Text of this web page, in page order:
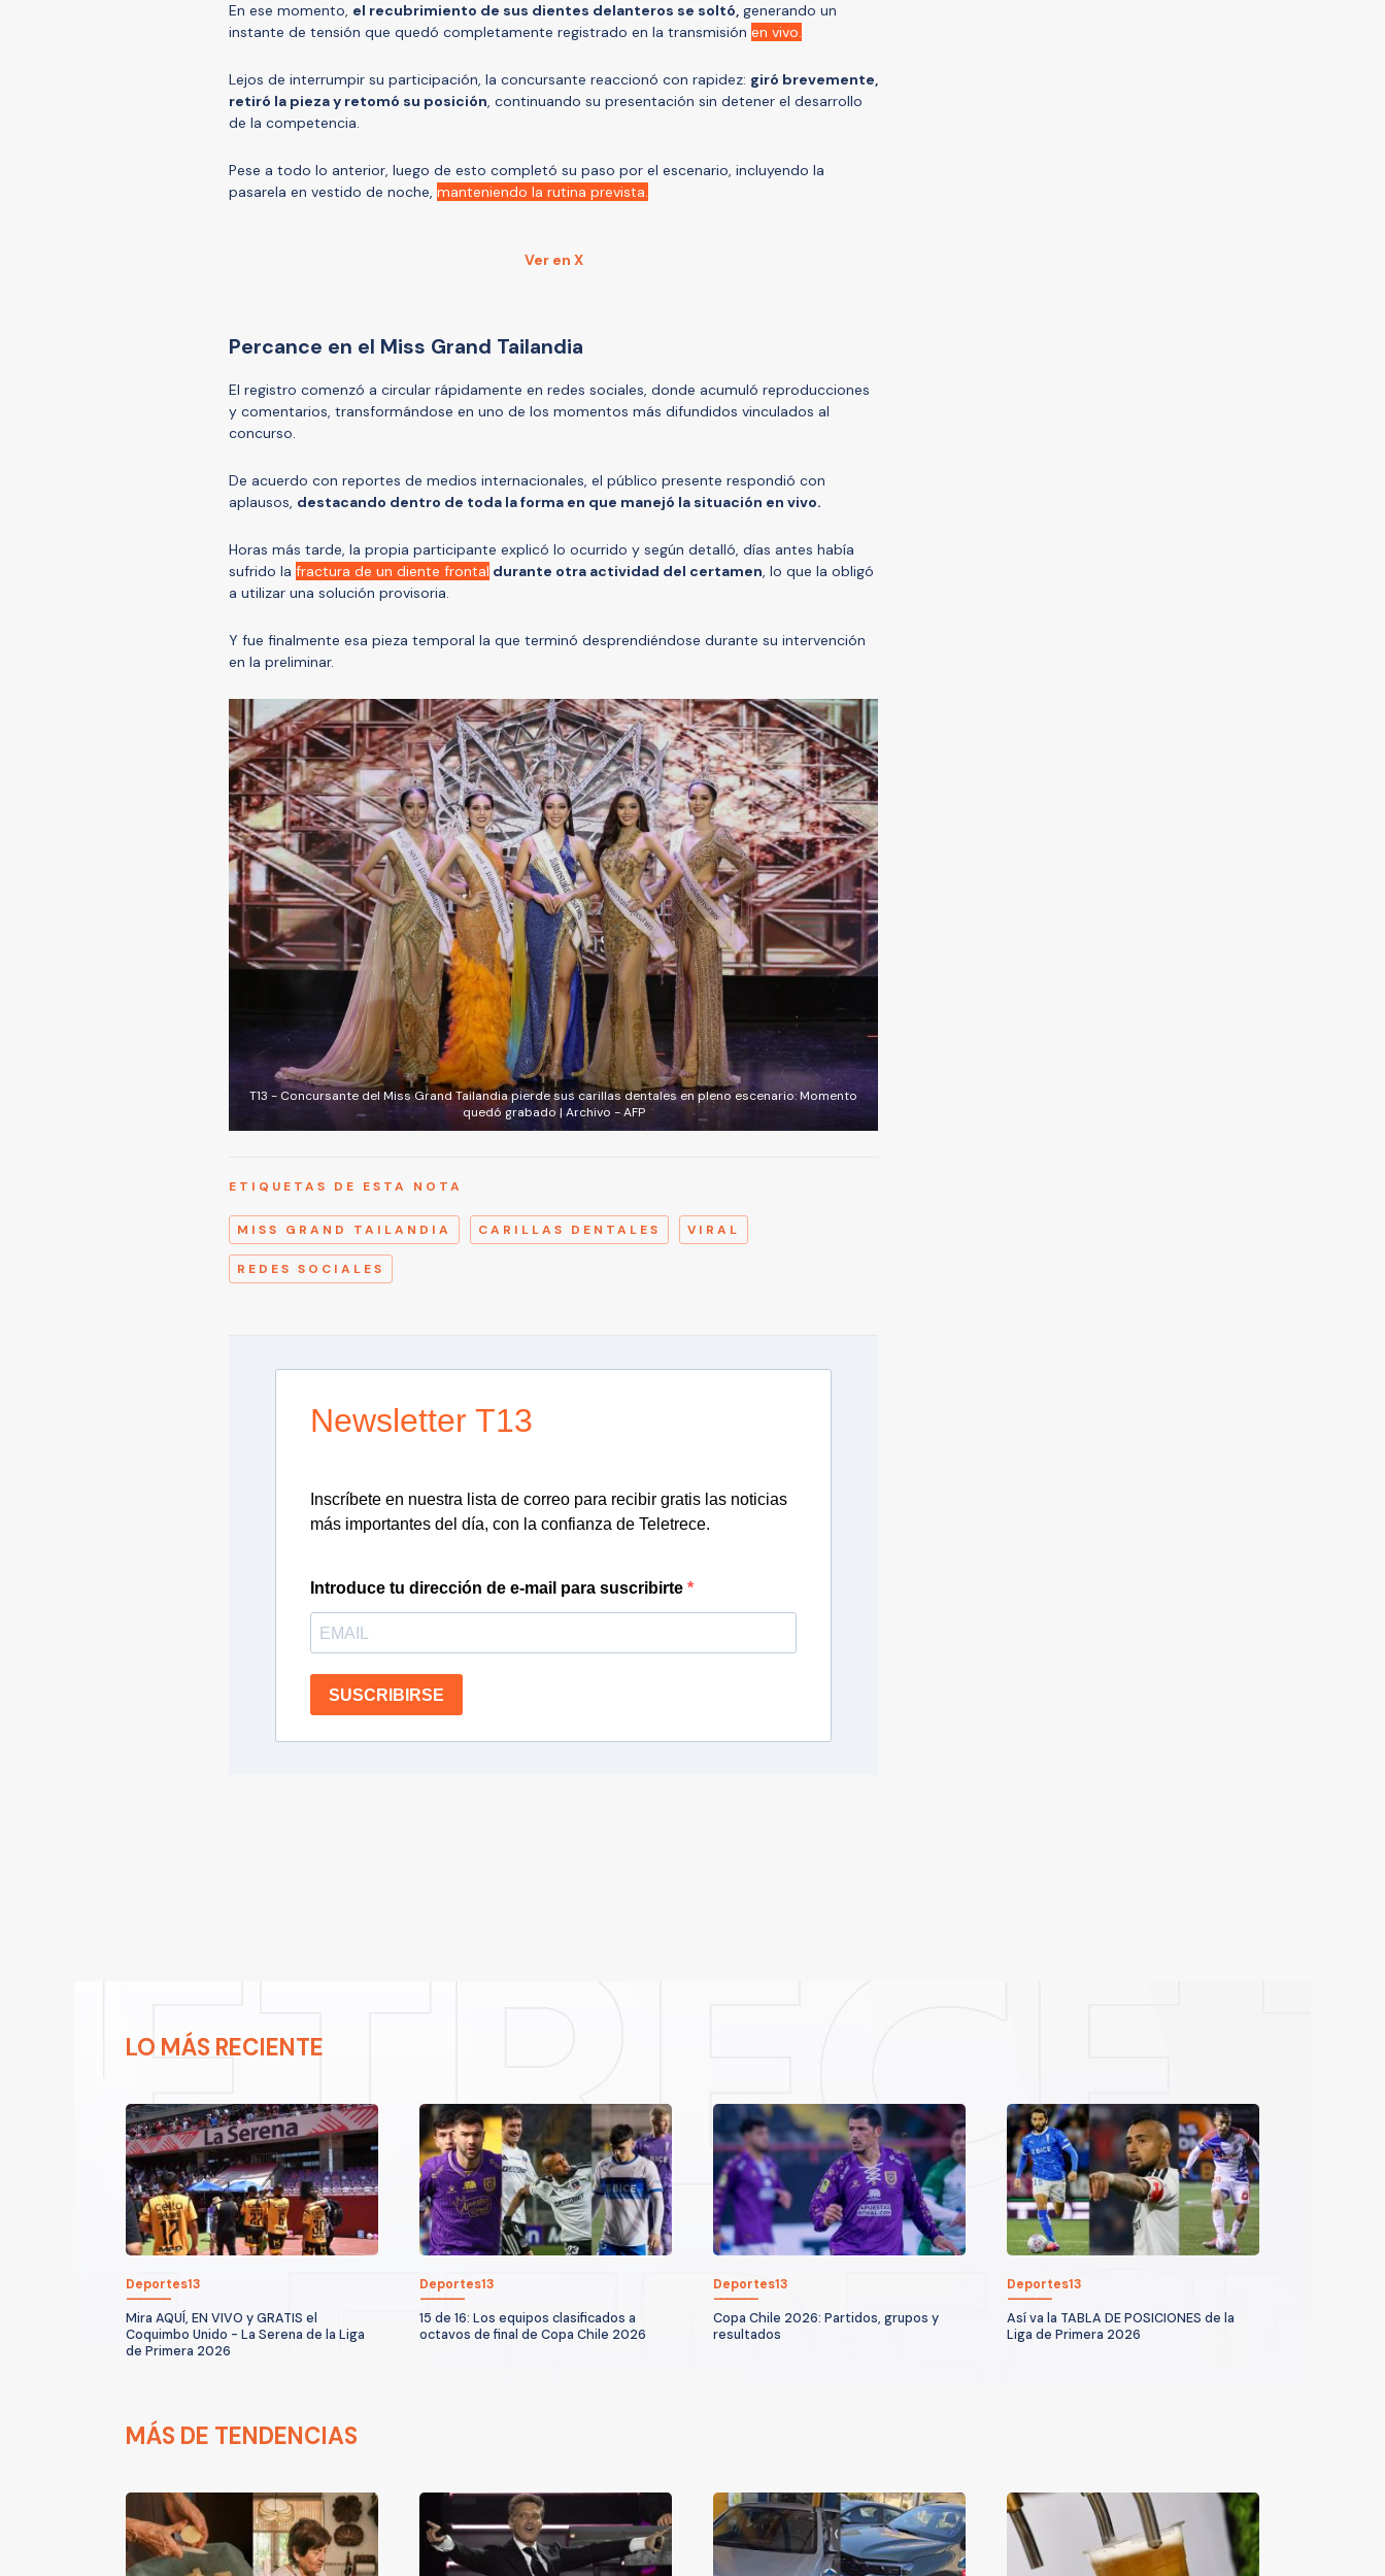
En ese momento, el recubrimiento de sus dientes delanteros se soltó, generando un
instante de tensión que quedó completamente registrado en la transmisión en vivo.
Lejos de interrumpir su participación, la concursante reaccionó con rapidez: giró brevemente,
retiró la pieza y retomó su posición, continuando su presentación sin detener el desarrollo
de la competencia.
Pese a todo lo anterior, luego de esto completó su paso por el escenario, incluyendo la
pasarela en vestido de noche, manteniendo la rutina prevista.
Ver en X
Percance en el Miss Grand Tailandia
El registro comenzó a circular rápidamente en redes sociales, donde acumuló reproducciones
y comentarios, transformándose en uno de los momentos más difundidos vinculados al
concurso.
De acuerdo con reportes de medios internacionales, el público presente respondió con
aplausos, destacando dentro de toda la forma en que manejó la situación en vivo.
Horas más tarde, la propia participante explicó lo ocurrido y según detalló, días antes había
sufrido la fractura de un diente frontal durante otra actividad del certamen, lo que la obligó
a utilizar una solución provisoria.
Y fue finalmente esa pieza temporal la que terminó desprendiéndose durante su intervención
en la preliminar.
T13 - Concursante del Miss Grand Tailandia pierde sus carillas dentales en pleno escenario: Momento
quedó grabado | Archivo - AFP
ETIQUETAS DE ESTA NOTA
MISS GRAND TAILANDIA CARILLAS DENTALES VIRAL
REDES SOCIALES
Newsletter T13
Inscríbete en nuestra lista de correo para recibir gratis las noticias
más importantes del día, con la confianza de Teletrece.
Introduce tu dirección de e-mail para suscribirte
SUSCRIBIRSE
LO MÁS RECIENTE
Deportes13
Mira AQUÍ, EN VIVO y GRATIS el
Coquimbo Unido - La Serena de la Liga
de Primera 2026
Deportes13
15 de 16: Los equipos clasificados a
octavos de final de Copa Chile 2026
Deportes13
Copa Chile 2026: Partidos, grupos y
resultados
Deportes13
Así va la TABLA DE POSICIONES de la
Liga de Primera 2026
MÁS DE TENDENCIAS